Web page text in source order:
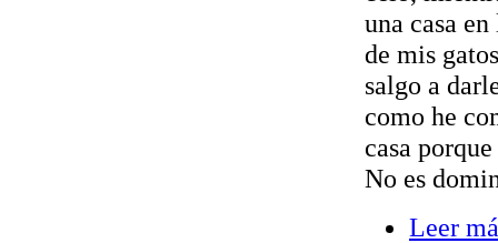
una casa
de mis
salgo a
como he
casa
No es
Leer